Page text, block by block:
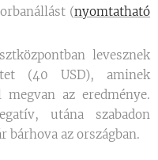
(nyomtatható
levesznek
(40 USD), aminek
az eredménye.
utána szabadon
az országban.